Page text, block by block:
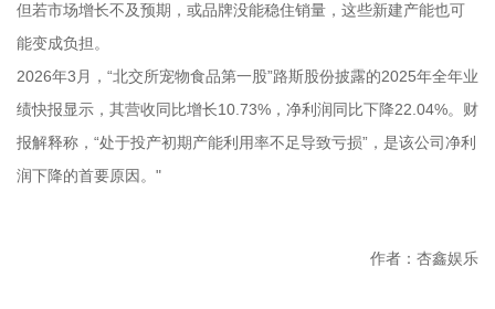
但若市场增长不及预期，或品牌没能稳住销量，这些新建产能也可
能变成负担。
2026年3月，“北交所宠物食品第一股”路斯股份披露的2025年全年业
绩快报显示，其营收同比增长10.73%，净利润同比下降22.04%。财
报解释称，“处于投产初期产能利用率不足导致亏损”，是该公司净利
润下降的首要原因。"
作者：杏鑫娱乐